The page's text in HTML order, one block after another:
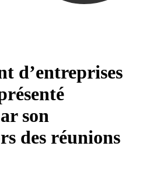
d’entreprises
son
des réunions